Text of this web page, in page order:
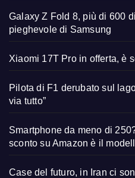
Galaxy Z Fold 8, più di 600
pieghevole di Samsung
Xiaomi 17T Pro in offerta, è
Pilota di F1 derubato sul
via tutto”
Smartphone da meno di
sconto su Amazon è il
Case del futuro, in Iran ci